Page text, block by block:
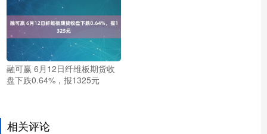
融可赢 6月12日纤维板期货收
盘下跌0.64%，报1325元
相关评论